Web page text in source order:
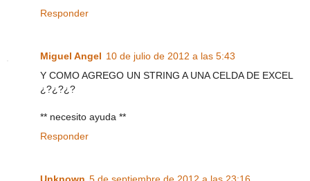
Responder
Miguel Angel 10 de julio de 2012 a las 5:43
Y COMO AGREGO UN STRING A UNA CELDA DE EXCEL
¿?¿?¿?
** necesito ayuda **
Responder